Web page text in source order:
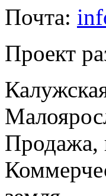
Почта:
Проект
Продажа,